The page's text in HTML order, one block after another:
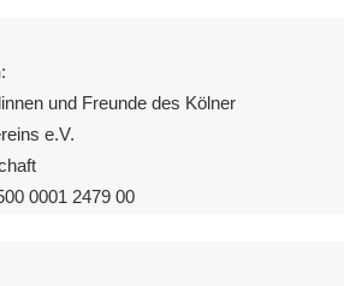
:
und Freunde des Kölner
e.V.
0001 2479 00